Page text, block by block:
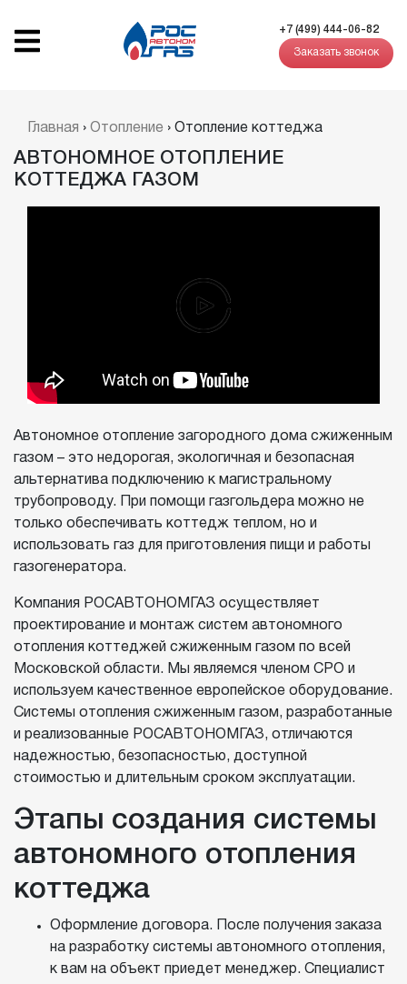
+7 (499) 444-06-82
Заказать звонок
Главная › Отопление › Отопление коттеджа
АВТОНОМНОЕ ОТОПЛЕНИЕ
КОТТЕДЖА ГАЗОМ
Автономное отопление загородного дома сжиженным
газом – это недорогая, экологичная и безопасная
альтернатива подключению к магистральному
трубопроводу. При помощи газгольдера можно не
только обеспечивать коттедж теплом, но и
использовать газ для приготовления пищи и работы
газогенератора.
Компания РОСАВТОНОМГАЗ осуществляет
проектирование и монтаж систем автономного
отопления коттеджей сжиженным газом по всей
Московской области. Мы являемся членом СРО и
используем качественное европейское оборудование.
Системы отопления сжиженным газом, разработанные
и реализованные РОСАВТОНОМГАЗ, отличаются
надежностью, безопасностью, доступной
стоимостью и длительным сроком эксплуатации.
Этапы создания системы
автономного отопления
коттеджа
Оформление договора. После получения заказа
на разработку системы автономного отопления,
к вам на объект приедет менеджер. Специалист